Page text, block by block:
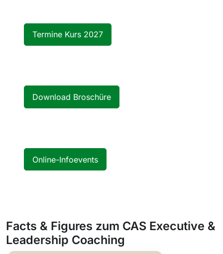
Termine Kurs 2027
Download Broschüre
Online-Infoevents
Facts & Figures zum CAS Executive &
Leadership Coaching